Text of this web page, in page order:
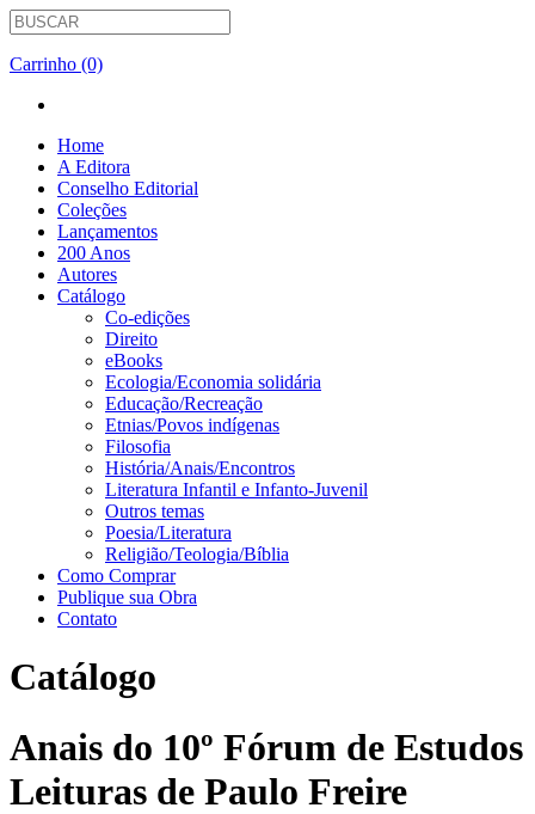
Carrinho (0)
Home
A Editora
Conselho Editorial
Coleções
Lançamentos
200 Anos
Autores
Catálogo
Co-edições
Direito
eBooks
Ecologia/Economia solidária
Educação/Recreação
Etnias/Povos indígenas
Filosofia
História/Anais/Encontros
Literatura Infantil e Infanto-Juvenil
Outros temas
Poesia/Literatura
Religião/Teologia/Bíblia
Como Comprar
Publique sua Obra
Contato
Catálogo
Anais do 10º Fórum de Estudos
Leituras de Paulo Freire